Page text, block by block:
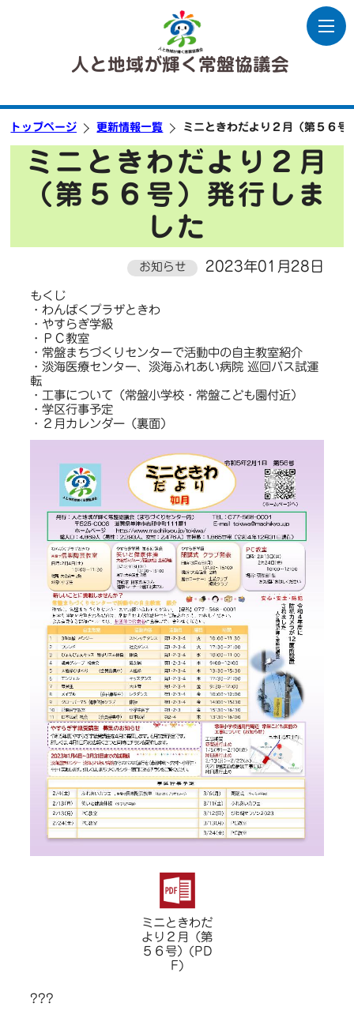
人と地域が輝く常盤協議会
トップページ 更新情報一覧 ミニときわだより２月（第５６号
ミニときわだより２月
（第５６号）発行しま
した
お知らせ 2023年01月28日
もくじ
・わんぱくプラザときわ
・やすらぎ学級
・ＰＣ教室
・常盤まちづくりセンターで活動中の自主教室紹介
・淡海医療センター、淡海ふれあい病院 巡回バス試運
転
・工事について（常盤小学校・常盤こども園付近）
・学区行事予定
・２月カレンダー（裏面）
ミニときわだ
より２月（第
５６号）(PD
F)
???